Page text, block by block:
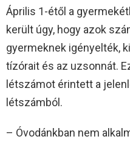
Április 1-étől a
került úgy, hogy azok
gyermeknek igényelték,
tízórait és az uzsonnát.
létszámot érintett a
létszámból.
– Óvodánkban nem